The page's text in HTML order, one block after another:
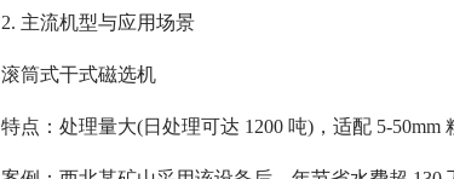
2. 主流机型与应用场景
滚筒式干式磁选机
特点：处理量大(日处理可达 1200 吨)，适配 5-